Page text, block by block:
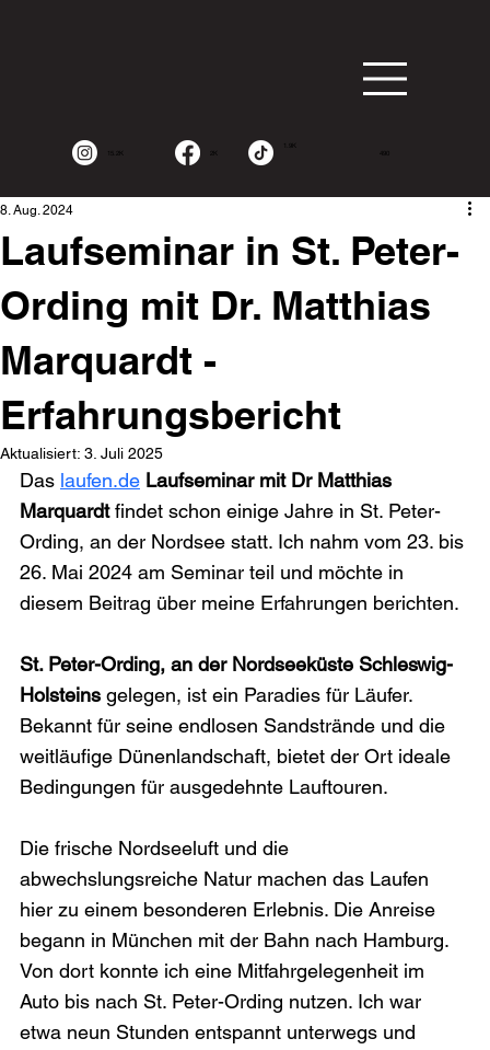
15.2K 2K
1.9K
490
Laufseminar in St. Peter-
Ording mit Dr. Matthias
Marquardt -
Erfahrungsbericht
8. Aug. 2024
Aktualisiert: 3. Juli 2025
Das laufen.de Laufseminar mit Dr Matthias
Marquardt findet schon einige Jahre in St. Peter-
Ording, an der Nordsee statt. Ich nahm vom 23. bis
26. Mai 2024 am Seminar teil und möchte in
diesem Beitrag über meine Erfahrungen berichten.
St. Peter-Ording, an der Nordseeküste Schleswig-
Holsteins gelegen, ist ein Paradies für Läufer.
Bekannt für seine endlosen Sandstrände und die
weitläufige Dünenlandschaft, bietet der Ort ideale
Bedingungen für ausgedehnte Lauftouren.
Die frische Nordseeluft und die
abwechslungsreiche Natur machen das Laufen
hier zu einem besonderen Erlebnis. Die Anreise
begann in München mit der Bahn nach Hamburg.
Von dort konnte ich eine Mitfahrgelegenheit im
Auto bis nach St. Peter-Ording nutzen. Ich war
etwa neun Stunden entspannt unterwegs und